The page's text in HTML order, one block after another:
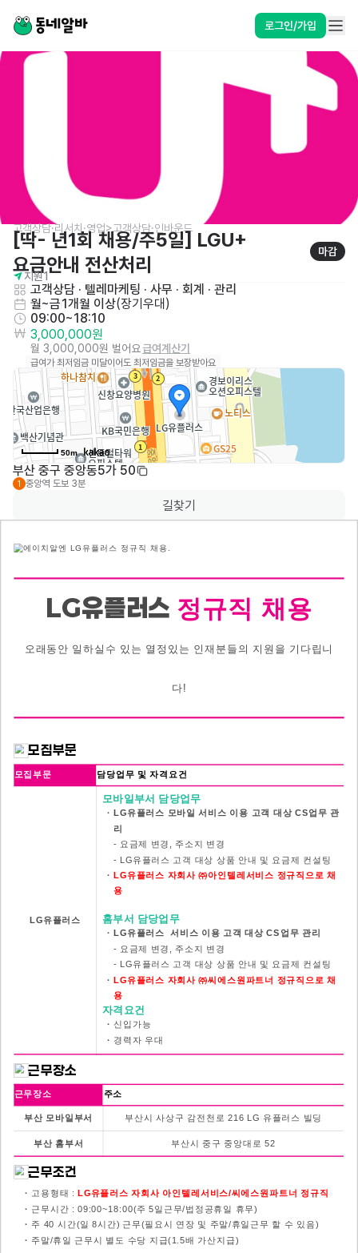
로그인/가입
고객상담·리서치·영업>고객상담·인바운드
[딱- 년1회 채용/주5일] LGU+
요금안내 전산처리
마감
지원1
고객상담 · 텔레마케팅 · 사무 · 회계 · 관리
월~금1개월 이상(장기우대 )
09:00~18:10
3,000,000원
월 3,000,000원 벌어요급여계산기
급여가 최저임금 미달이어도 최저임금을 보장받아요
50m
부산 중구 중앙동5가 50
1 중앙역 도보 3분
길찾기